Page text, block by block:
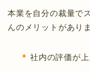
本業を自分の裁量で
んのメリットがあり
社内の評価が